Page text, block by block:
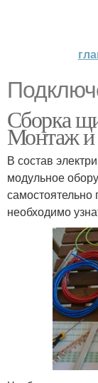
Сборка
Монтаж и
В состав
модульное
необходимо